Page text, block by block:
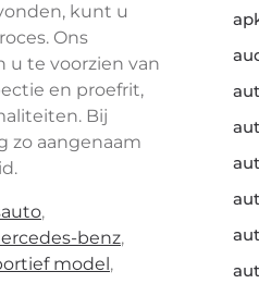
kunt u
Ons
u te voorzien van
en proefrit,
Bij
zo aangenaam
,
benz,
model,